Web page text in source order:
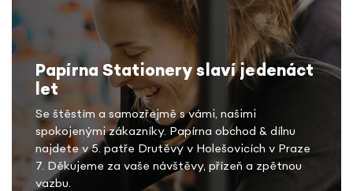
Papírna Stationery slaví jedenáct
let
Se štěstím a samozřejmě s vámi, našimi
spokojenými zákazníky. Papírna obchod & dílnu
najdete v 5. patře Drutěvy v Holešovicích v Praze
7. Děkujeme za vaše návštěvy, přízeň a zpětnou
vazbu.